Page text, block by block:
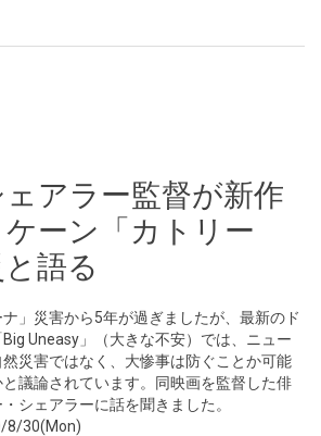
アラー監督が新作
ーン「カトリー
語る
」災害から5年が過ぎましたが、最新のド
Uneasy」（大きな不安）では、ニュー
災害ではなく、大惨事は防ぐことか可能
議論されています。同映画を監督した俳
シェアラーに話を聞きました。
8/30(Mon)